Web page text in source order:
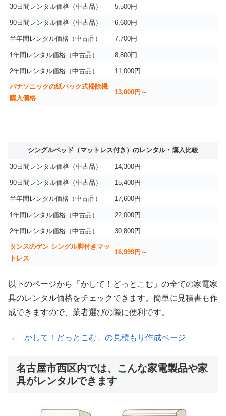
30日間レンタル価格（中古品） 5,500円
90日間レンタル価格（中古品） 6,600円
半年間レンタル価格（中古品） 7,700円
1年間レンタル価格（中古品） 8,800円
2年間レンタル価格（中古品） 11,000円
パナソニックの紙パック式掃除機
購入価格
13,000円～
シングルベッド（マットレス付き）のレンタル・購入比較
30日間レンタル価格（中古品） 14,300円
90日間レンタル価格（中古品） 15,400円
半年間レンタル価格（中古品） 17,600円
1年間レンタル価格（中古品） 22,000円
2年間レンタル価格（中古品） 30,800円
タンスのゲン シングル脚付きマッ
トレス
16,999円～
以下のページから「かして！どっとこむ」の全ての家電家
具のレンタル価格をチェックできます。簡単に見積書も作
成できますので、業者選びの際に便利です。
→ 「かして！どっとこむ」の見積もり作成ページ
名古屋市西区内では、こんな家電製品や家
具がレンタルできます